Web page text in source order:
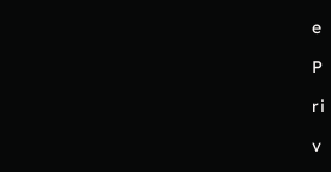
e
P
ri
v